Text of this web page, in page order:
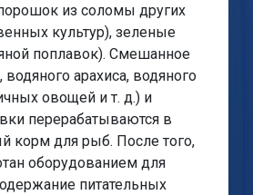
из соломы других
культур), зеленые
поплавок). Смешанное
арахиса, водяного
овощей и т. д.) и
перерабатываются в
корм для рыб. После того,
оборудованием для
питательных